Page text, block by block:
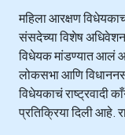
महिला आरक्षण
संसदेच्या विशेष
विधेयक मांडण्यात आलं
लोकसभा आणि
विधेयकाचं राष्ट्रवादी
प्रतिक्रिया दिली आहे.